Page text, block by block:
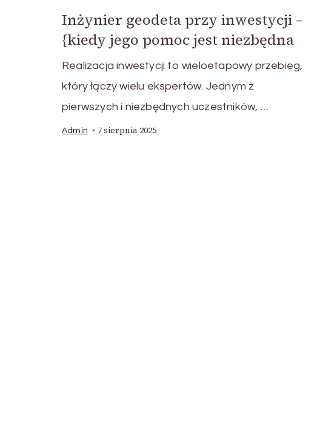
Inżynier geodeta przy inwestycji –
{kiedy jego pomoc jest niezbędna
Realizacja inwestycji to wieloetapowy przebieg,
który łączy wielu ekspertów. Jednym z
pierwszych i niezbędnych uczestników, …
Admin 7 sierpnia 2025